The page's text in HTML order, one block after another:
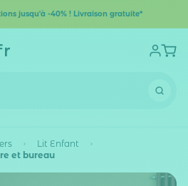
jusqu'à -40% ! Livraison gratuite*
Lit Enfant
et bureau